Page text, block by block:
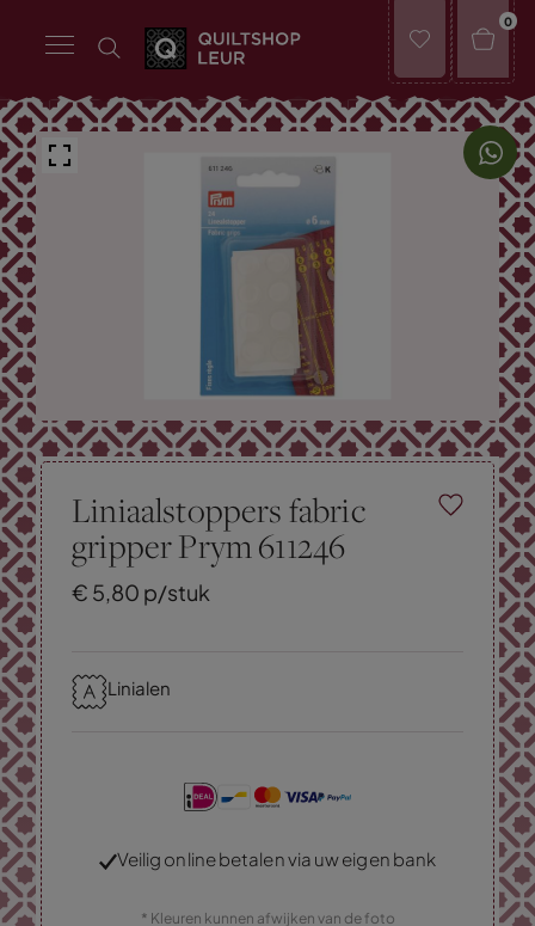
0
Liniaalstoppers fabric
gripper Prym 611246
€ 5,80 p/stuk
Linialen
Veilig online betalen via uw eigen bank
* Kleuren kunnen afwijken van de foto